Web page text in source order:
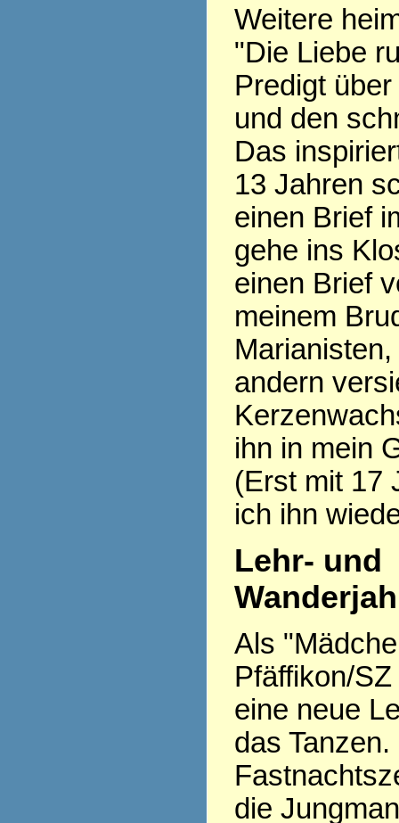
Weitere
"Die Liebe
Predigt
und den
Das
13 Jahren
einen Brief
gehe ins
einen Brief
meinem
andern
ihn in mein
(Erst mit 17
ich ihn
Lehr- und
Als
Pfäffikon/
eine neue
das Tanzen.
die